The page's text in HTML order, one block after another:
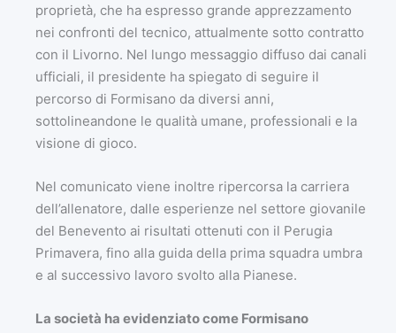
proprietà, che ha espresso grande apprezzamento
nei confronti del tecnico, attualmente sotto contratto
con il Livorno. Nel lungo messaggio diffuso dai canali
ufficiali, il presidente ha spiegato di seguire il
percorso di Formisano da diversi anni,
sottolineandone le qualità umane, professionali e la
visione di gioco.
Nel comunicato viene inoltre ripercorsa la carriera
dell’allenatore, dalle esperienze nel settore giovanile
del Benevento ai risultati ottenuti con il Perugia
Primavera, fino alla guida della prima squadra umbra
e al successivo lavoro svolto alla Pianese.
La società ha evidenziato come Formisano